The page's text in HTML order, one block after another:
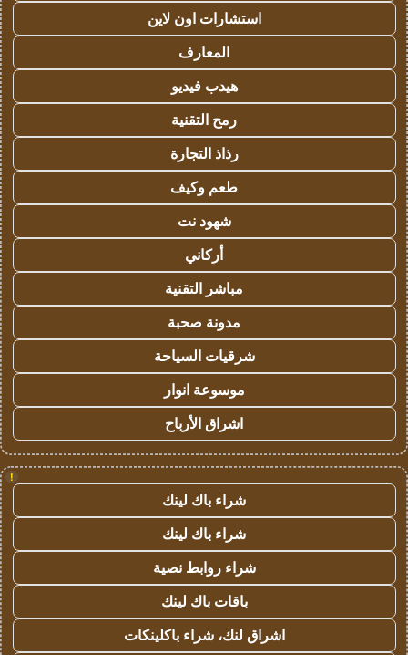
استشارات اون لاين
المعارف
هيدب فيديو
رمح التقنية
رذاذ التجارة
طعم وكيف
شهود نت
أركاني
مباشر التقنية
مدونة صحبة
شرقيات السياحة
موسوعة انوار
اشراق الأرباح
!
شراء باك لينك
شراء باك لينك
شراء روابط نصية
باقات باك لينك
اشراق لنك، شراء باكلينكات